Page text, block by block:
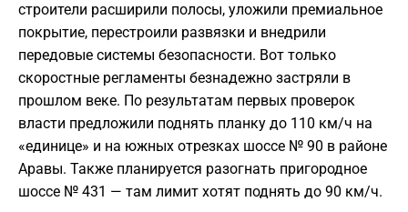
строители расширили полосы, уложили премиальное
покрытие, перестроили развязки и внедрили
передовые системы безопасности. Вот только
скоростные регламенты безнадежно застряли в
прошлом веке. По результатам первых проверок
власти предложили поднять планку до 110 км/ч на
«единице» и на южных отрезках шоссе № 90 в районе
Аравы. Также планируется разогнать пригородное
шоссе № 431 — там лимит хотят поднять до 90 км/ч.